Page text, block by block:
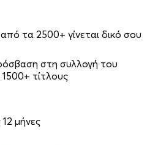
τα 2500+ γίνεται δικό σου
στη συλλογή του
τίτλους
μήνες